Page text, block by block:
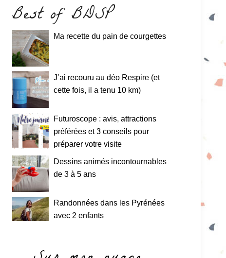
Best of BDSP
Ma recette du pain de courgettes
J’ai recouru au déo Respire (et
cette fois, il a tenu 10 km)
Futuroscope : avis, attractions
préférées et 3 conseils pour
préparer votre visite
Dessins animés incontournables
de 3 à 5 ans
Randonnées dans les Pyrénées
avec 2 enfants